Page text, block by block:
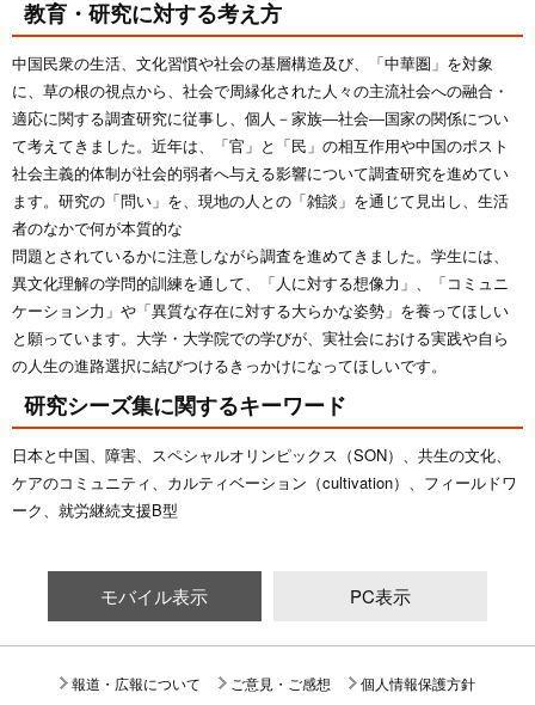
教育・研究に対する考え方
中国民衆の生活、文化習慣や社会の基層構造及び、「中華圏」を対象
に、草の根の視点から、社会で周縁化された人々の主流社会への融合・
適応に関する調査研究に従事し、個人－家族―社会―国家の関係につい
て考えてきました。近年は、「官」と「民」の相互作用や中国のポスト
社会主義的体制が社会的弱者へ与える影響について調査研究を進めてい
ます。研究の「問い」を、現地の人との「雑談」を通じて見出し、生活
者のなかで何が本質的な
問題とされているかに注意しながら調査を進めてきました。学生には、
異文化理解の学問的訓練を通して、「人に対する想像力」、「コミュニ
ケーション力」や「異質な存在に対する大らかな姿勢」を養ってほしい
と願っています。大学・大学院での学びが、実社会における実践や自ら
の人生の進路選択に結びつけるきっかけになってほしいです。
研究シーズ集に関するキーワード
日本と中国、障害、スペシャルオリンピックス（SON）、共生の文化、
ケアのコミュニティ、カルティベーション（cultivation）、フィールドワ
ーク、就労継続支援B型
モバイル表示 PC表示
報道・広報について ご意見・ご感想 個人情報保護方針